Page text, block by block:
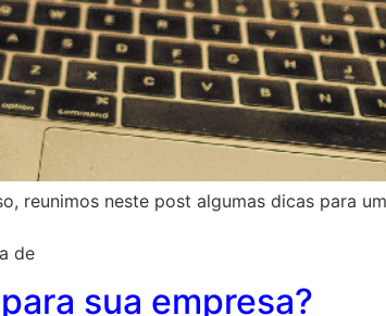
reunimos neste post algumas dicas para
de
sua empresa?